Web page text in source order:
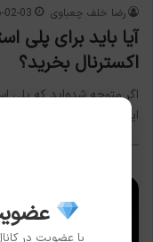
رضا خلف چعباوی 02-03
اکسترنال بخرید؟
این سؤال برایتان پیش بیاید
با عضویت در